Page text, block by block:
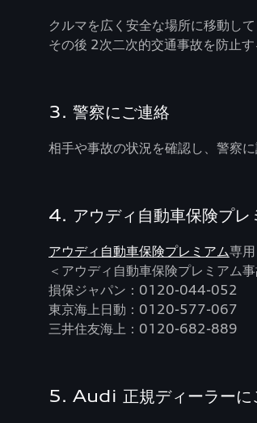
クルマを広く安全な場所に移動して
その後 2次二次的交通事故を防止
3. 警察にご連絡
相手や事故の状況を確認し、警察に
4. アウディ自動車保険プレ
アウディ自動車保険プレミアム専
＜アウディ自動車保険プレミアム
損保ジャパン：0120-044-052
東京海上日動：0120-577-067
三井住友海上：0120-682-889
5. Audi 正規ディーラーに